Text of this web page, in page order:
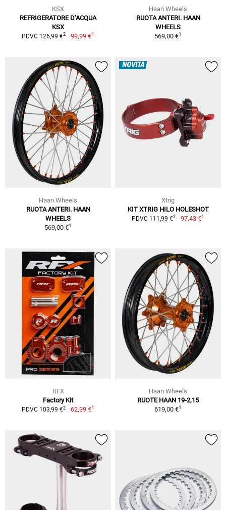
KSX
REFRIGERATORE D’ACQUA
KSX
PDVC 126,99 €2 99,99 €1
Haan Wheels
RUOTA ANTERI. HAAN
WHEELS
569,00 €1
Haan Wheels
RUOTA ANTERI. HAAN
WHEELS
569,00 €1
NOVITÀ
Xtrig
KIT XTRIG HILO HOLESHOT
PDVC 111,99 €2 97,43 €1
RFX
Factory Kit
PDVC 103,99 €2 62,39 €1
Haan Wheels
RUOTE HAAN 19-2,15
619,00 €1